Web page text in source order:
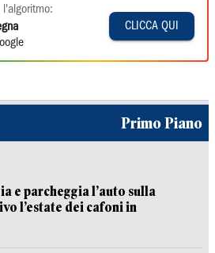
l'algoritmo:
CLICCA QUI
Primo Piano
e parcheggia l’auto sulla
l’estate dei cafoni in